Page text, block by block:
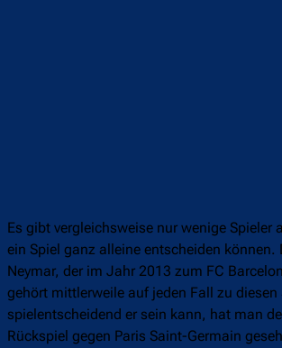
Es gibt vergleichsweise nur wenige Spieler
ein Spiel ganz alleine entscheiden können.
Neymar, der im Jahr 2013 zum FC
gehört mittlerweile auf jeden Fall zu diesen
spielentscheidend er sein kann, hat man
Rückspiel gegen Paris Saint-Germain